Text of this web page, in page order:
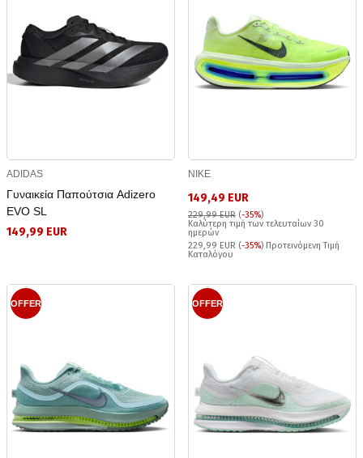
ADIDAS
Γυναικεία Παπούτσια Adizero
EVO SL
149,99 EUR
NIKE
149,49 EUR
229,99 EUR (-35%)
Καλύτερη τιμή των τελευταίων 30
ημερών
229,99 EUR (-35%) Προτεινόμενη Τιμή
Καταλόγου
OFFER OFFER